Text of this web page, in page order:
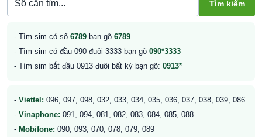
- Tìm sim có số 6789 bạn gõ 6789
- Tìm sim có đầu 090 đuôi 3333 bạn gõ 090*3333
- Tìm sim bắt đầu 0913 đuôi bất kỳ bạn gõ: 0913*
- Viettel: 096, 097, 098, 032, 033, 034, 035, 036, 037, 038, 039, 086
- Vinaphone: 091, 094, 081, 082, 083, 084, 085, 088
- Mobifone: 090, 093, 070, 078, 079, 089